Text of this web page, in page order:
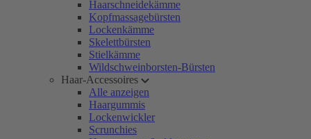
Haarschneidekämme
Kopfmassagebürsten
Lockenkämme
Skelettbürsten
Stielkämme
Wildschweinborsten-Bürsten
Haar-Accessoires
Alle anzeigen
Haargummis
Lockenwickler
Scrunchies